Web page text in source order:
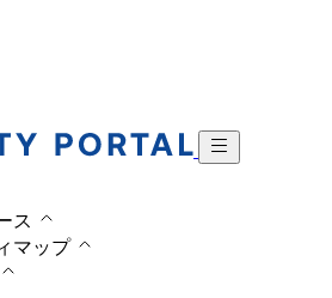
ス
マップ